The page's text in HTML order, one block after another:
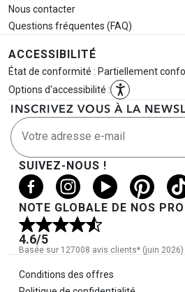
Nous contacter
Questions fréquentes (FAQ)
ACCESSIBILITÉ
État de conformité : Partiellement
Options d'accessibilité :
INSCRIVEZ VOUS À LA
Votre adresse e-mail
SUIVEZ-NOUS !
NOTE GLOBALE DE NOS
4.6/5
Basée sur 127008 avis clients* (juin 2026)
Informations légales
Conditions des offres